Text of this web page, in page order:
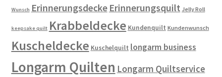
Wunsch Erinnerungsdecke Erinnerungsquilt Jelly Roll
keepsake quilt Krabbeldecke Kundenquilt Kundenwunsch
Kuscheldecke Kuschelquilt longarm business
Longarm Quilten Longarm Quiltservice